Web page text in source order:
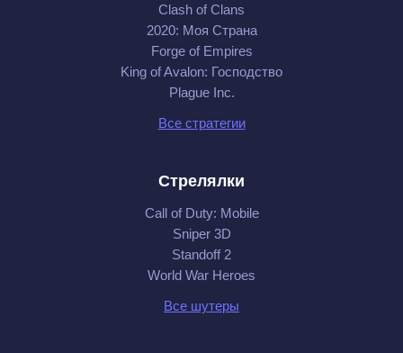
Clash of Clans
2020: Моя Cтрана
Forge of Empires
King of Avalon: Господство
Plague Inc.
Все стратегии
Стрелялки
Call of Duty: Mobile
Sniper 3D
Standoff 2
World War Heroes
Все шутеры